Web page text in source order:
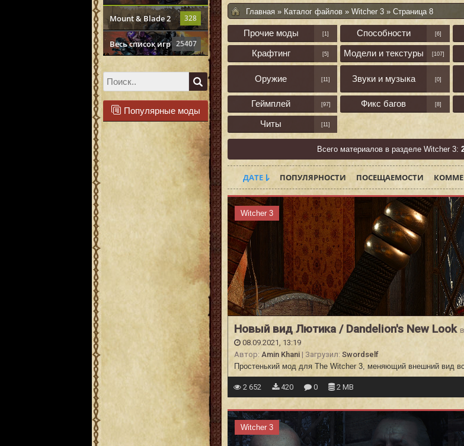
Mount & Blade 2 328
Весь список игр 25407
Популярные моды
Главная » Каталог файлов » Witcher 3 » Страница 8
Прочие моды [1] Способности [6]
Крафтинг [5] Модели и текстуры [107]
Оружие [11] Звуки и музыка [0]
Геймплей [97] Фикс багов [8]
Читы [11]
Всего материалов в разделе Witcher 3:
ДАТЕ ПОПУЛЯРНОСТИ ПОСЕЩАЕМОСТИ
Witcher 3
Новый вид Лютика / Dandelion's New Look
08.09.2021, 13:19
Автор: Amin Khani | Загрузил: Swordself
Простенький мод для The Witcher 3, меняющий внешний вид
2 652 420 0 2 MB
Witcher 3